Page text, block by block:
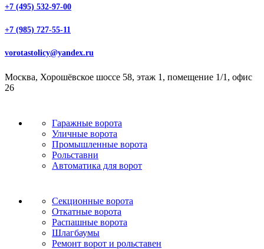
+7 (495) 532-97-00
+7 (985) 727-55-11
vorotastolicy@yandex.ru
Москва, Хорошёвское шоссе 58, этаж 1, помещение 1/1, офис
26
Гаражные ворота
Уличные ворота
Промышленные ворота
Рольставни
Автоматика для ворот
Секционные ворота
Откатные ворота
Распашные ворота
Шлагбаумы
Ремонт ворот и рольставен